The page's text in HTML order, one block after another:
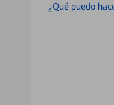
¿Qué puedo